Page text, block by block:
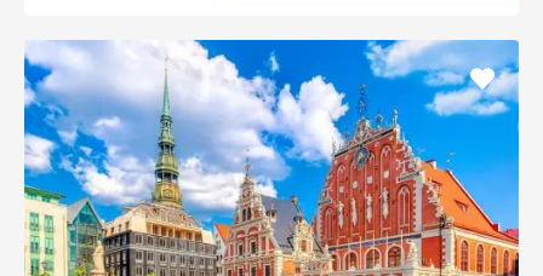
Pridať
do